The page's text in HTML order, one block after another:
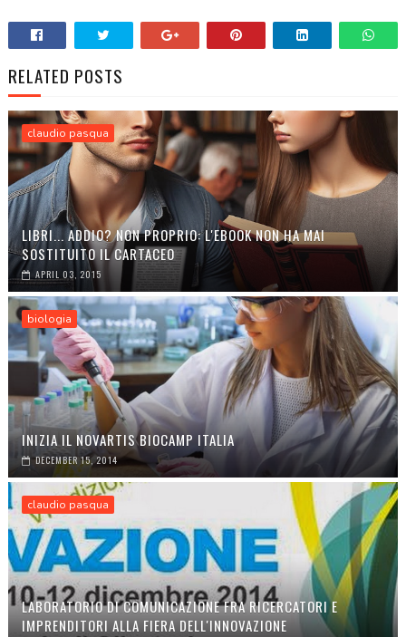
RELATED POSTS
claudio pasqua
LIBRI... ADDIO? NON PROPRIO: L'EBOOK NON HA MAI
SOSTITUITO IL CARTACEO
APRIL 03, 2015
biologia
INIZIA IL NOVARTIS BIOCAMP ITALIA
DECEMBER 15, 2014
claudio pasqua
LABORATORIO DI COMUNICAZIONE FRA RICERCATORI E
IMPRENDITORI ALLA FIERA DELL'INNOVAZIONE